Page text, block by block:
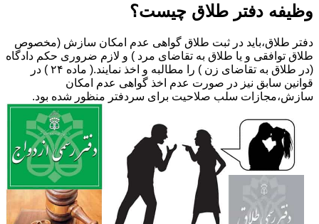
وظیفه دفتر طلاق چیست؟
دفتر طلاق،باید در ثبت طلاق گواهی عدم امکان سازش (مخصوص
طلاق توافقی و یا طلاق به تقاضای مرد ) و لازم ضروری حکم دادگاه
(در طلاق به تقاضای زن ) را مطالبه و اخذ نمایند.( ماده ۲۴ ) در
قوانین سابق نیز در صورت عدم اخذ گواهی عدم امکان
سازش،مجازات سلب صلاحیت برای سردفتر منظور شده بود.